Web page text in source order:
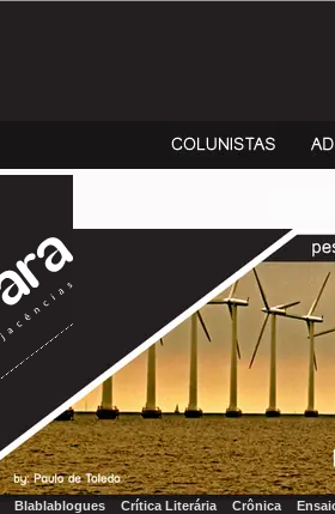
Blablablogues Crítica Literária Crônica